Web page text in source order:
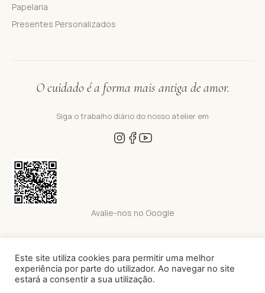
Papelaria
Presentes Personalizados
O cuidado é a forma mais antiga de amor.
Siga o trabalho diário do nosso atelier em
Avalie-nos no Google
Nova Onda Cor 2026 · Todos os direitos reservados · Site Powered by
codenumberem parceria comcan be real
Este site utiliza cookies para permitir uma melhor
experiência por parte do utilizador. Ao navegar no site
estará a consentir a sua utilização.